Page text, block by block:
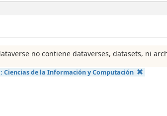
no contiene dataverses, datasets, ni
Ciencias de la Información y Computación